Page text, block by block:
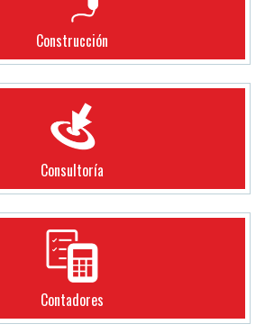
Construcción
Consultoría
Contadores